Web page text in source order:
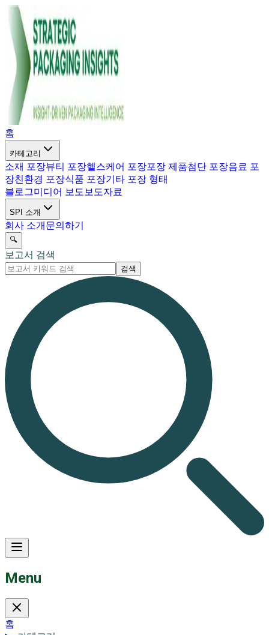
홈
카테고리
소재 포장뷰티 포장헬스케어 포장포장 제품첨단 포장음료 포
장친환경 포장식품 포장기타 포장 형태
블로그미디어 보도보도자료
SPI 소개
회사 소개문의하기
🔍
보고서 검색
검색
Menu
홈